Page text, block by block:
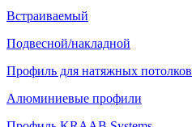
Встраиваемый
Подвесной/накладной
Профиль для натяжных потолков
Алюминиевые профили